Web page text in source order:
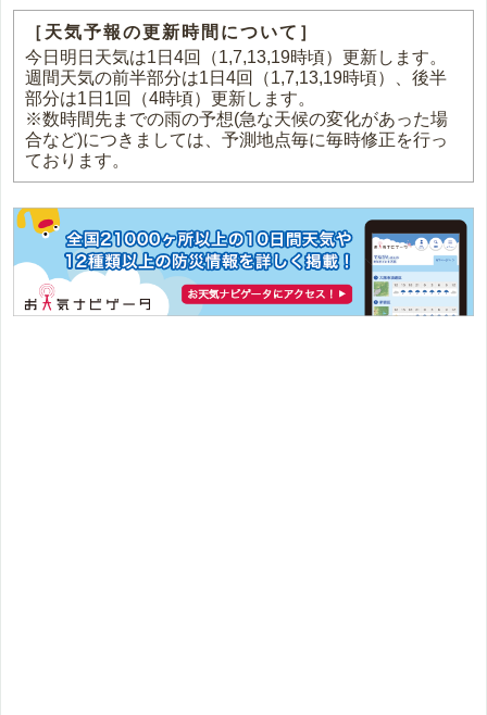
［天気予報の更新時間について］
今日明日天気は1日4回（1,7,13,19時頃）更新します。
週間天気の前半部分は1日4回（1,7,13,19時頃）、後半
部分は1日1回（4時頃）更新します。
※数時間先までの雨の予想(急な天候の変化があった場
合など)につきましては、予測地点毎に毎時修正を行っ
ております。